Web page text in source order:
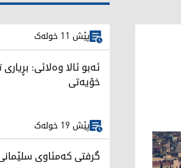
پێش 11 خولەک
ئەبو ئالا وەلائی:
خۆیەتی
پێش 19 خولەک
گرفتی کەمئاوی